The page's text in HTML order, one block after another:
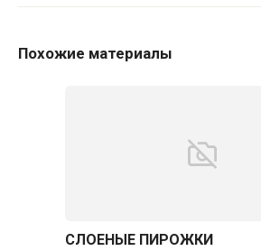
Похожие материалы
СЛОЕНЫЕ ПИРОЖКИ